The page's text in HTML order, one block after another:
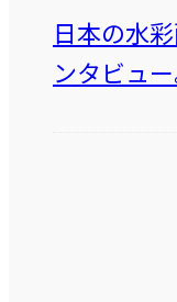
日本の水
ンタビュー